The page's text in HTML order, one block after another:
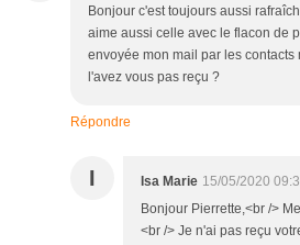
Bonjour c'est toujours aussi
aime aussi celle avec le flacon de
envoyée mon mail par les contacts
l'avez vous pas reçu ?
Répondre
I Isa Marie 15/05/2020
Bonjour Pierrette,<br />
<br /> Je n'ai pas reçu